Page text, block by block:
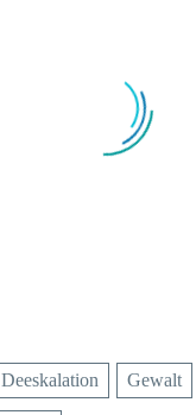
Deeskalation Gewalt